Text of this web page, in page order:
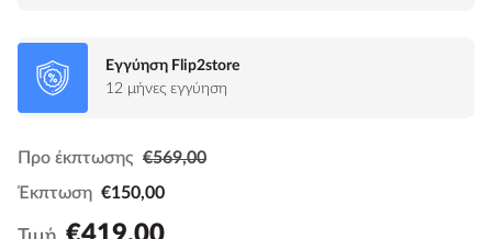
Εγγύηση Flip2store
12 μήνες εγγύηση
Προ έκπτωσης €569,00
Έκπτωση €150,00